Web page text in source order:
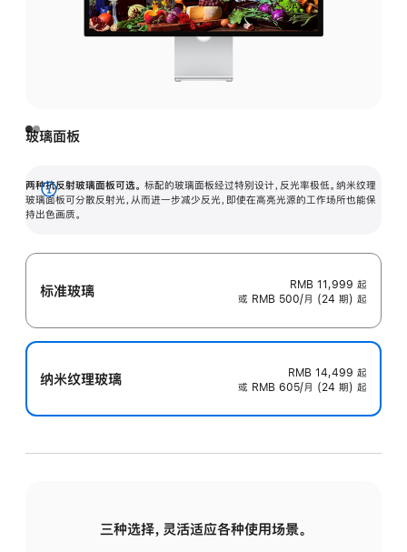
玻璃面板
两种抗反射玻璃面板可选。 标配的玻璃面板经过特别设计，反光率极低。纳米纹理
玻璃面板可分散反射光，从而进一步减少反光，即使在高亮光源的工作场所也能保
持出色画质。
展
开
标准玻璃 RMB 11,999 起
或 RMB 500/月 (24 期) 起
纳米纹理玻璃 RMB 14,499 起
或 RMB 605/月 (24 期) 起
三种选择，灵活适应各种使用场景。